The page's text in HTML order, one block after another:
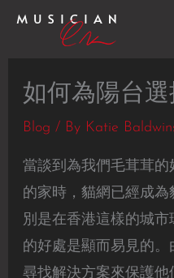
Skip
如何為陽台
Blog / By Katie
當談到為我們毛茸茸
的家時，貓網已經成
別是在香港這樣的城
的好處是顯而易見的
尋找解決方案來保護